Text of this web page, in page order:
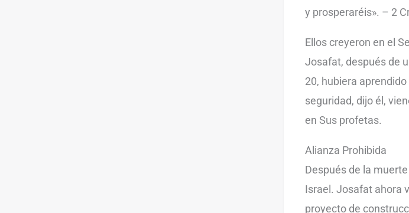
y prosperaréis». – 2
Ellos creyeron en el
Josafat, después de
20, hubiera
seguridad, dijo él,
en Sus profetas.
Alianza Prohibida
Después de la
Israel. Josafat ahora
proyecto de